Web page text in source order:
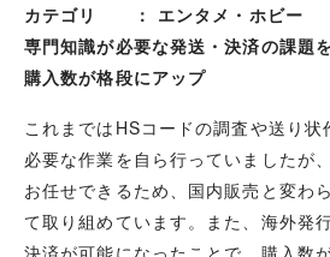
カテゴリ ： エンタメ・ホビー
専門知識が必要な発送・決済の課題
購入数が格段にアップ
これまではHSコードの調査や送り
必要な作業を自ら行っていましたが
お任せできるため、国内販売と変わ
て取り組めています。また、海外発
決済が可能になったことで、購入数